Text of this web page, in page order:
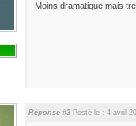
Moins dramatique mais
Réponse #3 Posté le : 4 avril